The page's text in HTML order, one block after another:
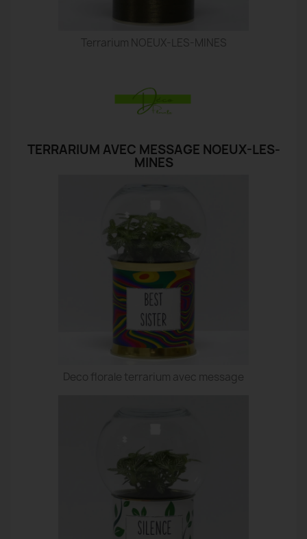
Terrarium NOEUX-LES-MINES
TERRARIUM AVEC MESSAGE NOEUX-LES-
MINES
Deco florale terrarium avec message